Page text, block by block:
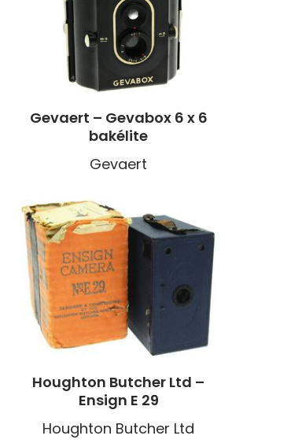
Gevaert – Gevabox 6 x 6
bakélite
Gevaert
Houghton Butcher Ltd –
Ensign E 29
Houghton Butcher Ltd